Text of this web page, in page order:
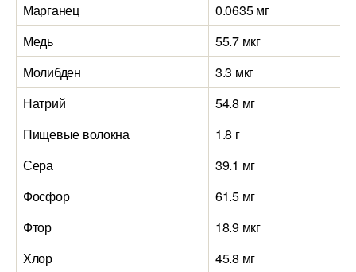
Марганец
0.0635 мг
Медь
55.7 мкг
Молибден
3.3 мкг
Натрий
54.8 мг
Пищевые волокна
1.8 г
Сера
39.1 мг
Фосфор
61.5 мг
Фтор
18.9 мкг
Хлор
45.8 мг